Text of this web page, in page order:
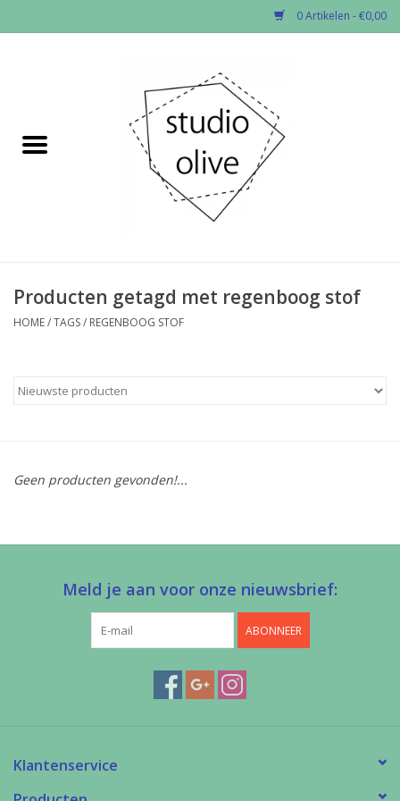
0 Artikelen - €0,00
✂︎Nieuw
Fournituren
Workshops
Studio Olive inspireert....
Producten getagd met regenboog stof
HOME/TAGS/ REGENBOOG STOF
Geen producten gevonden!...
Meld je aan voor onze nieuwsbrief:
ABONNEER
Klantenservice